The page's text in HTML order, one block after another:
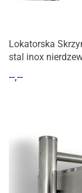
Lokatorska
stal inox
--,--